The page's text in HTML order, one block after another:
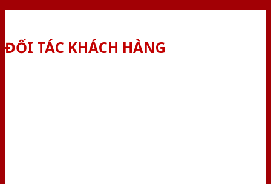
ĐỐI TÁC KHÁCH HÀNG